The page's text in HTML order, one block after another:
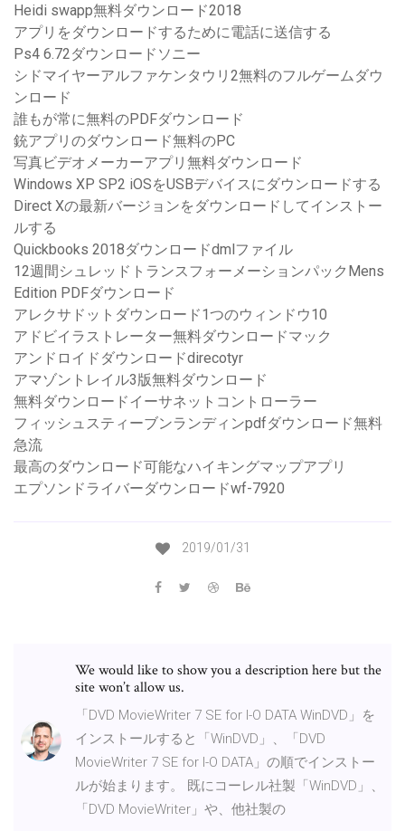
Heidi swapp無料ダウンロード2018
アプリをダウンロードするために電話に送信する
Ps4 6.72ダウンロードソニー
シドマイヤーアルファケンタウリ2無料のフルゲームダウ
ンロード
誰もが常に無料のPDFダウンロード
銃アプリのダウンロード無料のPC
写真ビデオメーカーアプリ無料ダウンロード
Windows XP SP2 iOSをUSBデバイスにダウンロードする
Direct Xの最新バージョンをダウンロードしてインストー
ルする
Quickbooks 2018ダウンロードdmlファイル
12週間シュレッドトランスフォーメーションパックMens
Edition PDFダウンロード
アレクサドットダウンロード1つのウィンドウ10
アドビイラストレーター無料ダウンロードマック
アンドロイドダウンロードdirecotyr
アマゾントレイル3版無料ダウンロード
無料ダウンロードイーサネットコントローラー
フィッシュスティーブンランディンpdfダウンロード無料
急流
最高のダウンロード可能なハイキングマップアプリ
エプソンドライバーダウンロードwf-7920
2019/01/31
We would like to show you a description here but the
site won’t allow us.
「DVD MovieWriter 7 SE for I-O DATA WinDVD」を
インストールすると「WinDVD」、「DVD
MovieWriter 7 SE for I-O DATA」の順でインストー
ルが始まります。 既にコーレル社製「WinDVD」、
「DVD MovieWriter」や、他社製の